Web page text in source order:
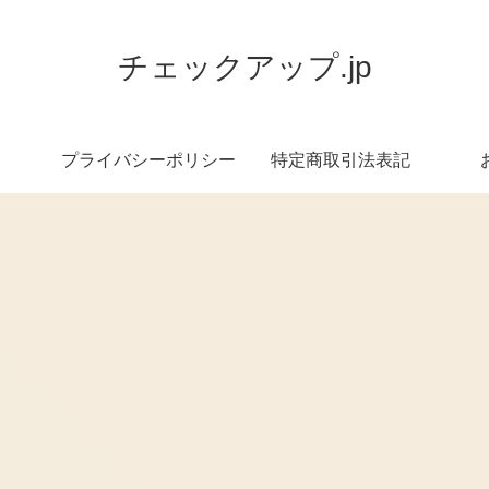
チェックアップ.jp
プライバシーポリシー 特定商取引法表記